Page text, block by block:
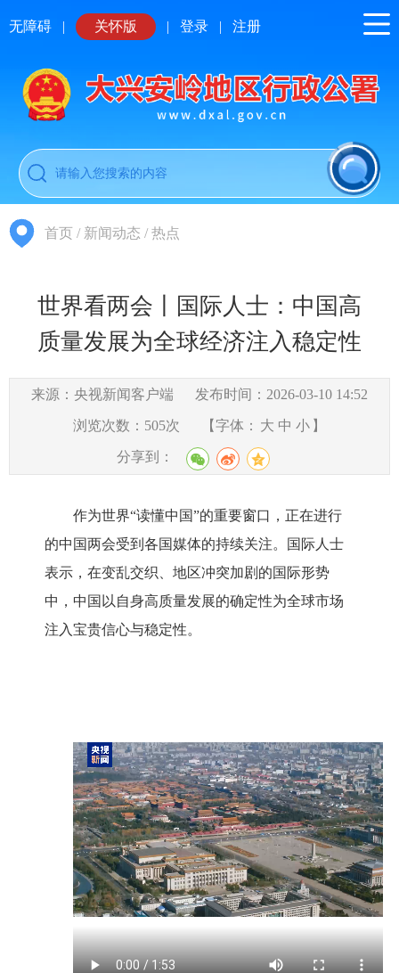
无障碍 | 关怀版 | 登录 | 注册
首页 / 新闻动态 /热点
世界看两会丨国际人士：中国高
质量发展为全球经济注入稳定性
来源：央视新闻客户端 发布时间：2026-03-10 14:52
浏览次数： 505次 【字体： 大 中 小 】
分享到：
作为世界“读懂中国”的重要窗口，正在进行
的中国两会受到各国媒体的持续关注。国际人士
表示，在变乱交织、地区冲突加剧的国际形势
中，中国以自身高质量发展的确定性为全球市场
注入宝贵信心与稳定性。